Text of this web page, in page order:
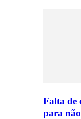
Falta de
para